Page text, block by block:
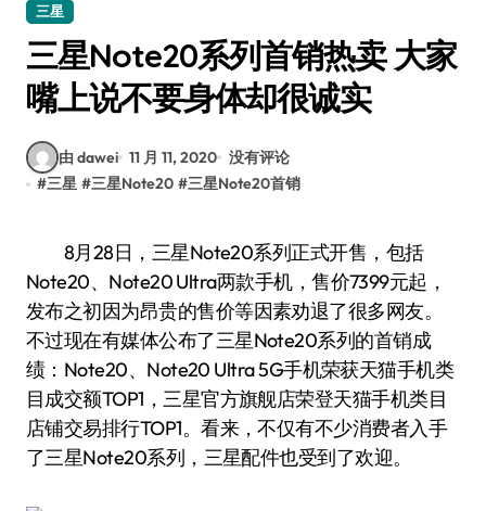
三星
三星Note20系列首销热卖 大家
嘴上说不要身体却很诚实
由 dawei 11 月 11, 2020 没有评论
#三星 #三星Note20 #三星Note20首销
8月28日，三星Note20系列正式开售，包括
Note20、Note20 Ultra两款手机，售价7399元起，
发布之初因为昂贵的售价等因素劝退了很多网友。
不过现在有媒体公布了三星Note20系列的首销成
绩：Note20、Note20 Ultra 5G手机荣获天猫手机类
目成交额TOP1，三星官方旗舰店荣登天猫手机类目
店铺交易排行TOP1。看来，不仅有不少消费者入手
了三星Note20系列，三星配件也受到了欢迎。